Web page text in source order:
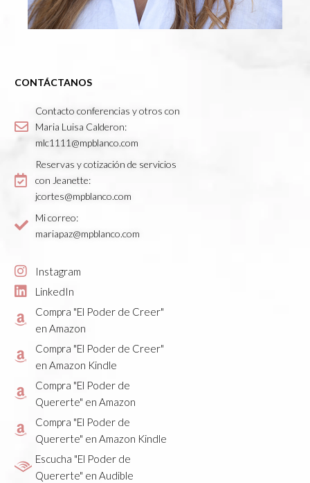
CONTÁCTANOS
Contacto conferencias y otros con
Maria Luisa Calderon:
mlc1111@mpblanco.com
Reservas y cotización de servicios
con Jeanette:
jcortes@mpblanco.com
Mi correo:
mariapaz@mpblanco.com
Instagram
LinkedIn
Compra "El Poder de Creer"
en Amazon
Compra "El Poder de Creer"
en Amazon Kindle
Compra "El Poder de
Quererte" en Amazon
Compra "El Poder de
Quererte" en Amazon Kindle
Escucha "El Poder de
Quererte" en Audible